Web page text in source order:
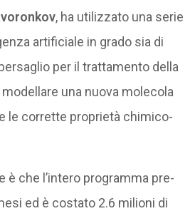
, ha utilizzato una serie
artificiale in grado sia di
per il trattamento della
una nuova molecola
le corrette proprietà chimico-
è che l’intero programma pre-
ed è costato 2.6 milioni di